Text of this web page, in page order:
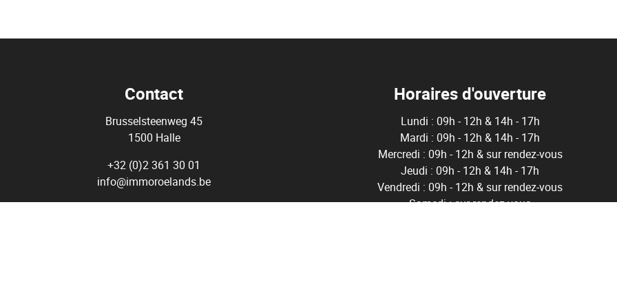
Contact
Brusselsteenweg 45
1500 Halle
+32 (0)2 361 30 01
info@immoroelands.be
Horaires d'ouverture
Lundi : 09h - 12h & 14h - 17h
Mardi : 09h - 12h & 14h - 17h
Mercredi : 09h - 12h & sur rendez-vous
Jeudi : 09h - 12h & 14h - 17h
Vendredi : 09h - 12h & sur rendez-vous
Samedi : sur rendez-vous